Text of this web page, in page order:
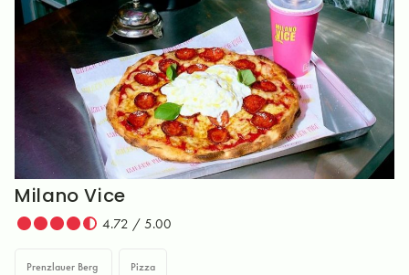
Milano Vice
4.72 / 5.00
Prenzlauer Berg Pizza